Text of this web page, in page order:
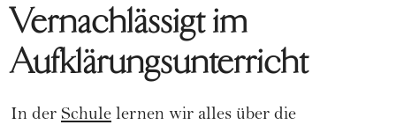
Vernachlässigt im
Aufklärungsunterricht
In der Schule lernen wir alles über die